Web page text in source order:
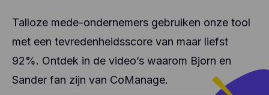
Talloze mede-ondernemers gebruiken onze tool
met een tevredenheidsscore van maar liefst
92%. Ontdek in de video’s waarom Bjorn en
Sander fan zijn van CoManage.